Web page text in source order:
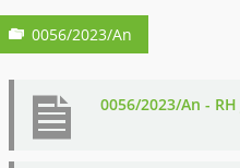
0056/2023/An
0056/2023/An -